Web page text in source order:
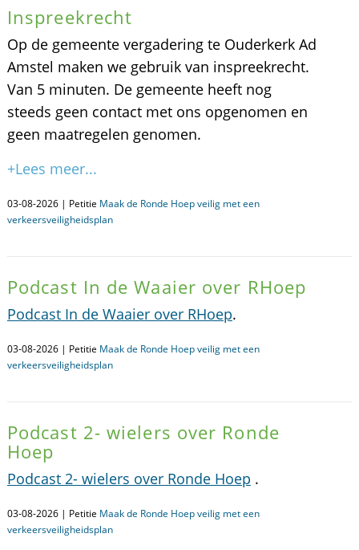
Inspreekrecht
Op de gemeente vergadering te Ouderkerk Ad
Amstel maken we gebruik van inspreekrecht.
Van 5 minuten. De gemeente heeft nog
steeds geen contact met ons opgenomen en
geen maatregelen genomen.
+Lees meer...
03-08-2026 | Petitie Maak de Ronde Hoep veilig met een
verkeersveiligheidsplan
Podcast In de Waaier over RHoep
Podcast In de Waaier over RHoep.
03-08-2026 | Petitie Maak de Ronde Hoep veilig met een
verkeersveiligheidsplan
Podcast 2- wielers over Ronde
Hoep
Podcast 2- wielers over Ronde Hoep .
03-08-2026 | Petitie Maak de Ronde Hoep veilig met een
verkeersveiligheidsplan